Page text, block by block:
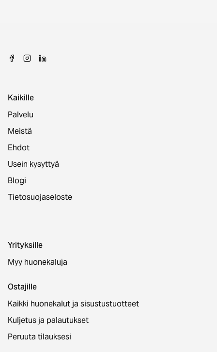
Kaikille
Palvelu
Meistä
Ehdot
Usein kysyttyä
Blogi
Tietosuojaseloste
Yrityksille
Myy huonekaluja
Ostajille
Kaikki huonekalut ja sisustustuotteet
Kuljetus ja palautukset
Peruuta tilauksesi